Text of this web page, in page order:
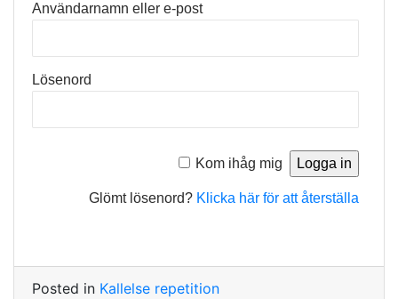
Användarnamn eller e-post
Lösenord
Kom ihåg mig
Glömt lösenord? Klicka här för att återställa
Posted in Kallelse repetition